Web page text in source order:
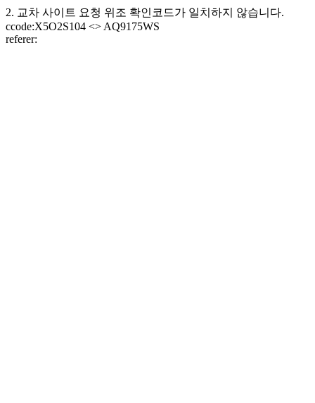
2. 교차 사이트 요청 위조 확인코드가 일치하지 않습니다.
ccode:X5O2S104 <> AQ9175WS
referer: